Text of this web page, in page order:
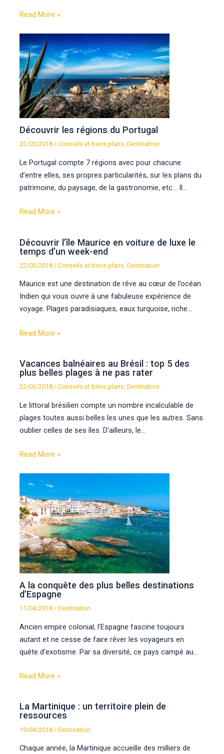
Read More »
Découvrir les régions du Portugal
22/03/2018/Conseils et bons plans,Destination
Le Portugal compte 7 régions avec pour chacune
d’entre elles, ses propres particularités, sur les plans du
patrimoine, du paysage, de la gastronomie, etc… Il…
Read More »
Découvrir l’île Maurice en voiture de luxe le
temps d’un week-end
22/03/2018 /Conseils et bons plans ,Destination
Maurice est une destination de rêve au cœur de l’océan
Indien qui vous ouvre à une fabuleuse expérience de
voyage. Plages paradisiaques, eaux turquoise, riche…
Read More »
Vacances balnéaires au Brésil : top 5 des
plus belles plages à ne pas rater
22/03/2018/Conseils et bons plans,Destination
Le littoral brésilien compte un nombre incalculable de
plages toutes aussi belles les unes que les autres. Sans
oublier celles de ses îles. D’ailleurs, le…
Read More »
A la conquête des plus belles destinations
d’Espagne
11/04/2018 /Destination
Ancien empire colonial, l’Espagne fascine toujours
autant et ne cesse de faire rêver les voyageurs en
quête d’exotisme. Par sa diversité, ce pays campé au…
Read More »
La Martinique : un territoire plein de
ressources
19/04/2018 /Destination
Chaque année, la Martinique accueille des milliers de